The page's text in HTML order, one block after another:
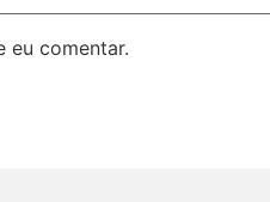
eu comentar.